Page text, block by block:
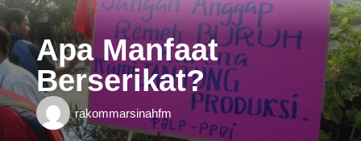
Apa Manfaat
Berserikat?
rakommarsinahfm